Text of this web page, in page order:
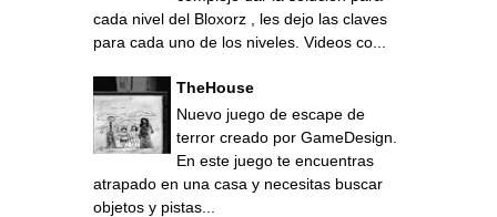
cada nivel del Bloxorz , les dejo las claves
para cada uno de los niveles. Videos co...
TheHouse
Nuevo juego de escape de
terror creado por GameDesign.
En este juego te encuentras
atrapado en una casa y necesitas buscar
objetos y pistas...